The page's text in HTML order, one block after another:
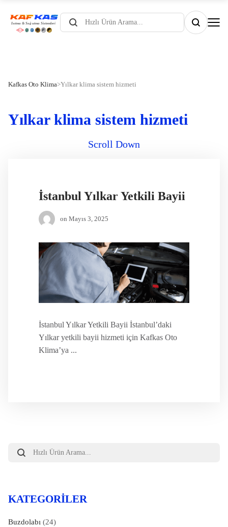
Products
search
Kafkas Oto Klima>Yılkar klima sistem hizmeti
Yılkar klima sistem hizmeti
Scroll Down
İstanbul Yılkar Yetkili Bayii
on Mayıs 3, 2025
İstanbul Yılkar Yetkili Bayii İstanbul’daki
Yılkar yetkili bayii hizmeti için Kafkas Oto
Klima’ya ...
search
KATEGORILER
Buzdolabı (24)